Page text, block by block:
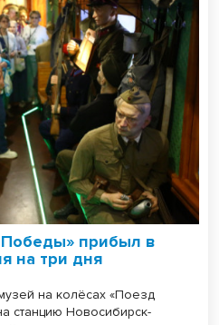
прибыл в
на три дня
на колёсах «Поезд
станцию Новосибирск-